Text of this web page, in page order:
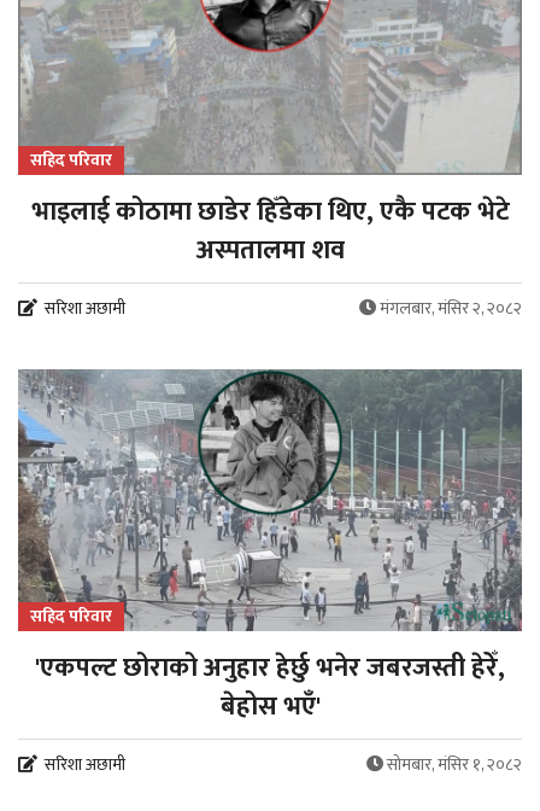
सहिद परिवार
भाइलाई कोठामा छाडेर हिँडेका थिए, एकै पटक भेटे
अस्पतालमा शव
सरिशा अछामी मंगलबार, मंसिर २, २०८२
सहिद परिवार
'एकपल्ट छोराको अनुहार हेर्छु भनेर जबरजस्ती हेरेँ,
बेहोस भएँ'
सरिशा अछामी सोमबार, मंसिर १, २०८२